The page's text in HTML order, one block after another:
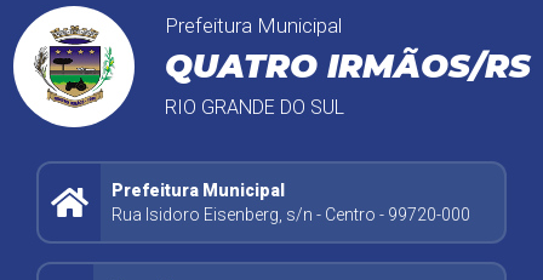
Prefeitura Municipal
QUATRO IRMÃOS/RS
RIO GRANDE DO SUL
Prefeitura Municipal
Rua Isidoro Eisenberg, s/n - Centro - 99720-000